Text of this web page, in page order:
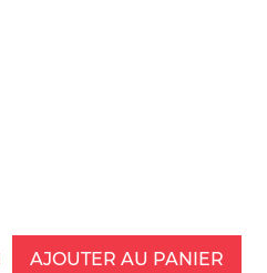
AJOUTER AU PANIER